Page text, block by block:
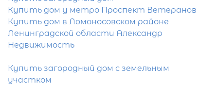
Популярное
Купить дом у метро Проспект Ветеранов
Купить дом в Ломоносовском районе
Ленинградской области Александр
Недвижимость
Купить загородный дом с земельным
участком